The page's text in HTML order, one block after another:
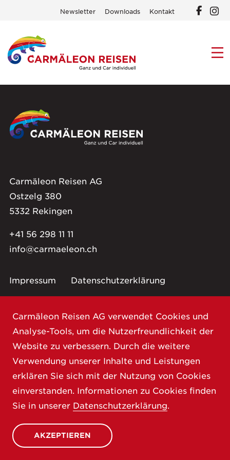
Newsletter Downloads Kontakt
Carmäleon Reisen AG
Ostzelg 380
5332 Rekingen
+41 56 298 11 11
info@carmaeleon.ch
Impressum Datenschutzerklärung
Carmäleon Reisen AG verwendet Cookies und
Analyse-Tools, um die Nutzerfreundlichkeit der
Website zu verbessern. Durch die weitere
Verwendung unserer Inhalte und Leistungen
erklären Sie sich mit der Nutzung von Cookies
einverstanden. Informationen zu Cookies finden
Sie in unserer Datenschutzerklärung.
AKZEPTIEREN